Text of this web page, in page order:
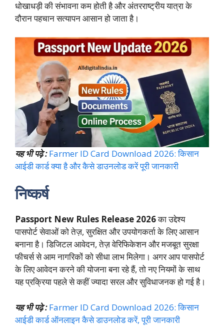
धोखाधड़ी की संभावना कम होती है और अंतरराष्ट्रीय यात्रा के
दौरान पहचान सत्यापन आसान हो जाता है।
यह भी पढ़े : Farmer ID Card Download 2026: किसान
आईडी कार्ड क्या है और कैसे डाउनलोड करें पूरी जानकारी
निष्कर्ष
Passport New Rules Release 2026का उद्देश्य
पासपोर्ट सेवाओं को तेज़, सुरक्षित और उपयोगकर्ता के लिए आसान
बनाना है। डिजिटल आवेदन, तेज़ वेरिफिकेशन और मजबूत सुरक्षा
फीचर्स से आम नागरिकों को सीधा लाभ मिलेगा। अगर आप पासपोर्ट
के लिए आवेदन करने की योजना बना रहे हैं, तो नए नियमों के साथ
यह प्रक्रिया पहले से कहीं ज्यादा सरल और सुविधाजनक हो गई है।
यह भी पढ़े : Farmer ID Card Download 2026: किसान
आईडी कार्ड ऑनलाइन कैसे डाउनलोड करें, पूरी जानकारी